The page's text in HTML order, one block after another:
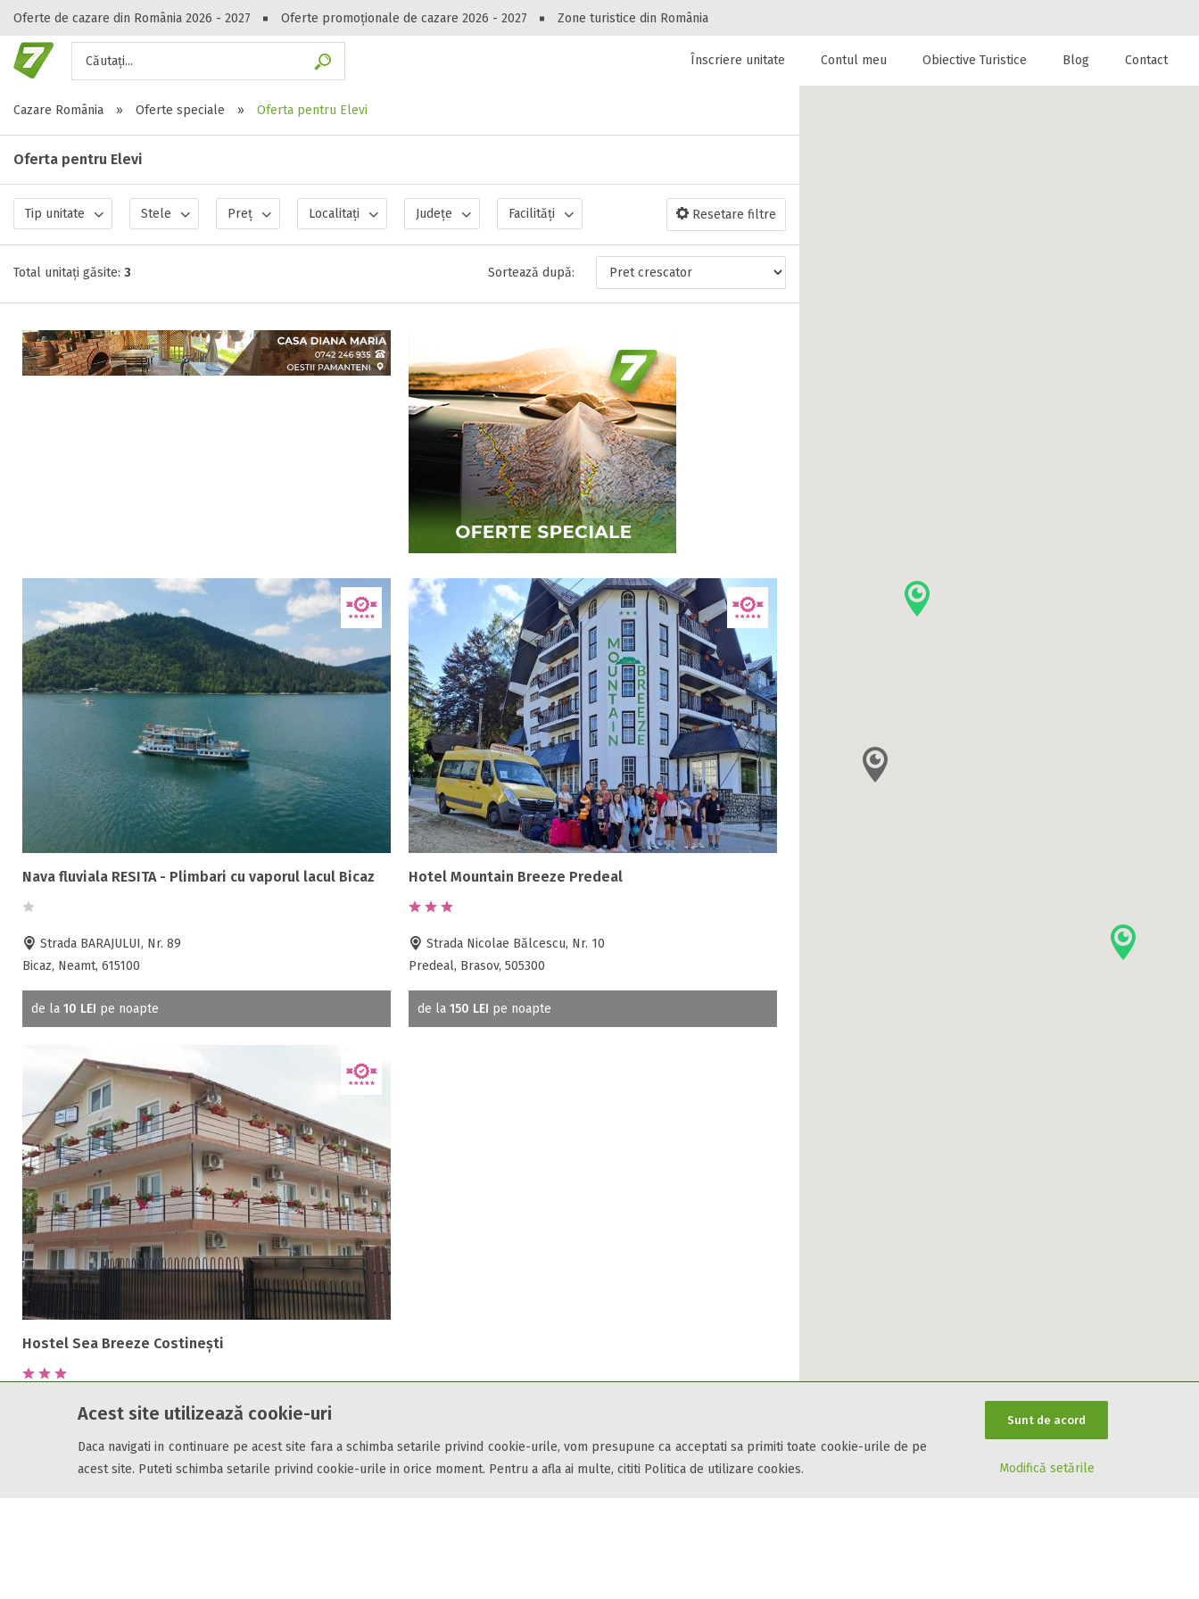
Acest site utilizează cookie-uri
Daca navigati in continuare pe acest site fara a schimba setarile privind cookie-urile, vom presupune ca acceptati sa primiti toate cookie-urile de pe
acest site. Puteti schimba setarile privind cookie-urile in orice moment. Pentru a afla ai multe, cititi Politica de utilizare cookies.
Sunt de acord
Modifică setările
Oferte de cazare din România 2026 - 2027 Oferte promoționale de cazare 2026 - 2027 Zone turistice din România
Căutați...
Peste 10545 oferte de cazare!
Gasești hoteluri, pensiuni, vile, apartamente sau alte unitați de cazare la
Înscriere unitate Contul meu Obiective Turistice Blog Contact
Cazare România
» Oferte speciale » Oferta pentru Elevi
Oferta pentru Elevi
Tip unitate Stele Preț Localitați Județe Facilități Resetare filtre
Total unitați găsite: 3 Sortează după:
Nava fluviala RESITA - Plimbari cu vaporul lacul Bicaz
Strada BARAJULUI, Nr. 89
Bicaz, Neamt, 615100
de la 10 LEI pe noapte
Hotel Mountain Breeze Predeal
Strada Nicolae Bălcescu, Nr. 10
Predeal, Brasov, 505300
de la 150 LEI pe noapte
Hostel Sea Breeze Costinești
Strada Scolii, Nr. 14
150 LEIpe noapte